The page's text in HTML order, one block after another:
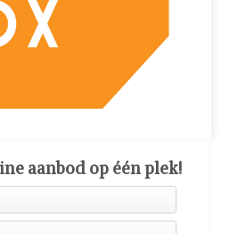
aanbod op één plek!